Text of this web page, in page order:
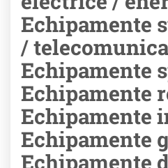
Echipamente
/
Echipamente
Echipamente
Echipamente
Echipamente
Echipamente